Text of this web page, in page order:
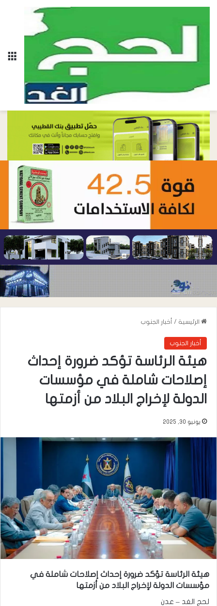
الرئيسية / أخبار الجنوب
أخبار الجنوب
هيئة الرئاسة تؤكد ضرورة إحداث
إصلاحات شاملة في مؤسسات
الدولة لإخراج البلاد من أزمتها
يونيو 30, 2025
هيئة الرئاسة تؤكد ضرورة إحداث إصلاحات شاملة في
مؤسسات الدولة لإخراج البلاد من أزمتها
لحج الغد – عدن